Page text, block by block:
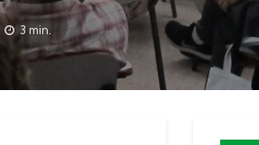
3 min.